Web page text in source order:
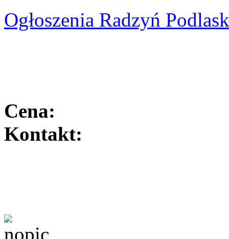
Ogłoszenia Radzyń
Cena:
Kontakt: